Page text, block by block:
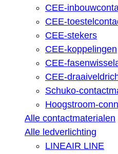
CEE-
CEE-
CEE-stekers
CEE-koppelingen
CEE-
CEE-
Schuko-
Hoogstroom-
Alle contactmaterialen
Alle ledverlichting
LINEAIR LINE